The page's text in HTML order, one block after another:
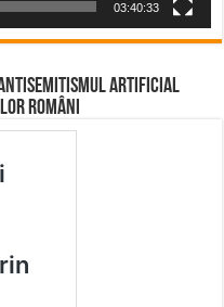
03:40:33
Artificial
Români